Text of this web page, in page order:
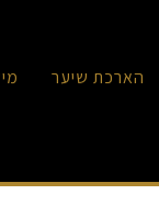
הארכת שיער